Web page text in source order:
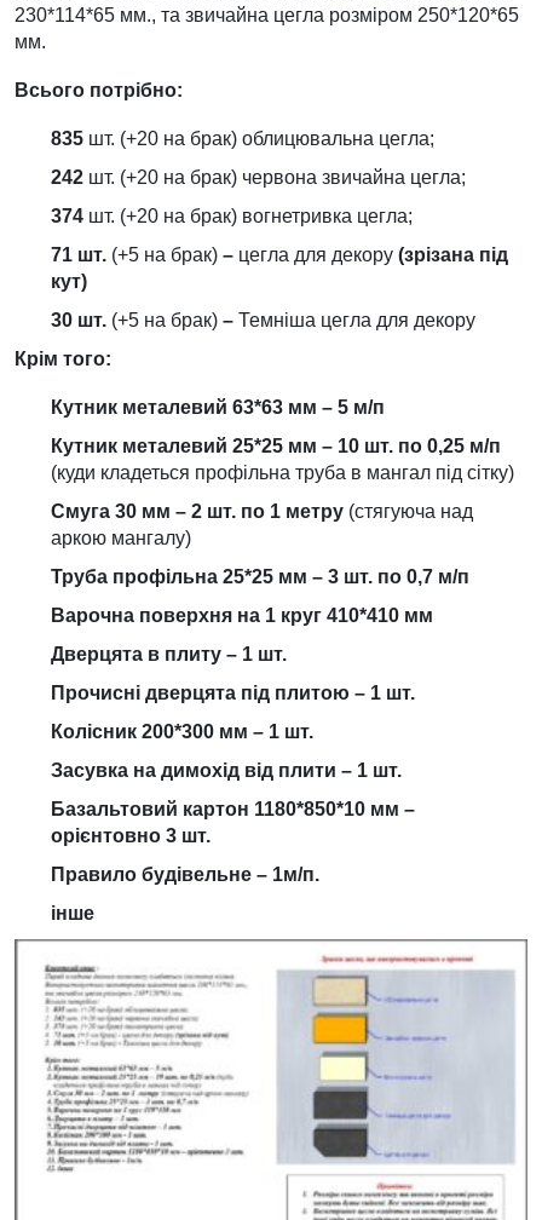
230*114*65 мм., та звичайна цегла розміром 250*120*65
мм.
Всього потрібно:
835 шт. (+20 на брак) облицювальна цегла;
242 шт. (+20 на брак) червона звичайна цегла;
374 шт. (+20 на брак) вогнетривка цегла;
71 шт. (+5 на брак) – цегла для декору (зрізана під
кут)
30 шт. (+5 на брак) – Темніша цегла для декору
Крім того:
Кутник металевий 63*63 мм – 5 м/п
Кутник металевий 25*25 мм – 10 шт. по 0,25 м/п
(куди кладеться профільна труба в мангал під сітку)
Смуга 30 мм – 2 шт. по 1 метру (стягуюча над
аркою мангалу)
Труба профільна 25*25 мм – 3 шт. по 0,7 м/п
Варочна поверхня на 1 круг 410*410 мм
Дверцята в плиту – 1 шт.
Прочисні дверцята під плитою – 1 шт.
Колісник 200*300 мм – 1 шт.
Засувка на димохід від плити – 1 шт.
Базальтовий картон 1180*850*10 мм –
орієнтовно 3 шт.
Правило будівельне – 1м/п.
інше